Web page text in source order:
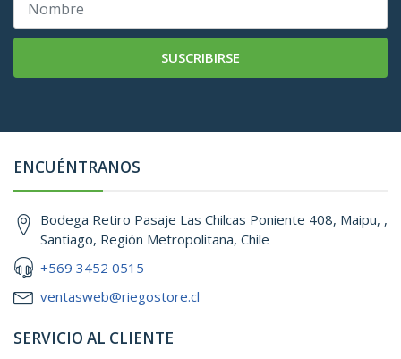
SUSCRIBIRSE
ENCUÉNTRANOS
Bodega Retiro Pasaje Las Chilcas Poniente 408, Maipu, ,
Santiago, Región Metropolitana, Chile
+569 3452 0515
ventasweb@riegostore.cl
SERVICIO AL CLIENTE